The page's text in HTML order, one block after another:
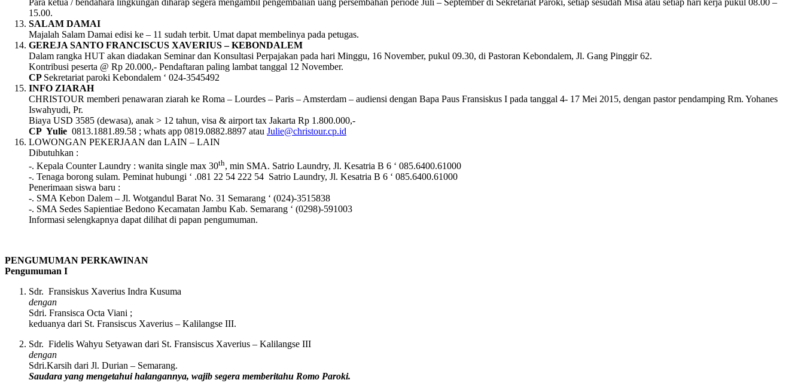
15.00.
SALAM DAMAI
Majalah Salam Damai edisi ke – 11 sudah terbit. Umat dapat membelinya pada petugas.
GEREJA SANTO FRANCISCUS XAVERIUS – KEBONDALEM
Dalam rangka HUT akan diadakan Seminar dan Konsultasi Perpajakan pada hari Minggu, 16 November, pukul 09.30, di Pastoran Kebondalem, Jl. Gang Pinggir 62.
Kontribusi peserta @ Rp 20.000,- Pendaftaran paling lambat tanggal 12 November.
CP Sekretariat paroki Kebondalem ‘ 024-3545492
INFO ZIARAH
CHRISTOUR memberi penawaran ziarah ke Roma – Lourdes – Paris – Amsterdam – audiensi dengan Bapa Paus Fransiskus I pada tanggal 4- 17 Mei 2015, dengan pastor pendamping Rm. Yohanes
Iswahyudi, Pr.
Biaya USD 3585 (dewasa), anak > 12 tahun, visa & airport tax Jakarta Rp 1.800.000,-
CP Yulie 0813.1881.89.58 ; whats app 0819.0882.8897 atau Julie@christour.cp.id
LOWONGAN PEKERJAAN dan LAIN – LAIN
Dibutuhkan :
-. Kepala Counter Laundry : wanita single max 30th, min SMA. Satrio Laundry, Jl. Kesatria B 6 ‘ 085.6400.61000
-. Tenaga borong sulam. Peminat hubungi ‘ .081 22 54 222 54 Satrio Laundry, Jl. Kesatria B 6 ‘ 085.6400.61000
Penerimaan siswa baru :
-. SMA Kebon Dalem – Jl. Wotgandul Barat No. 31 Semarang ‘ (024)-3515838
-. SMA Sedes Sapientiae Bedono Kecamatan Jambu Kab. Semarang ‘ (0298)-591003
Informasi selengkapnya dapat dilihat di papan pengumuman.
PENGUMUMAN PERKAWINAN
Pengumuman I
Sdr. Fransiskus Xaverius Indra Kusuma
dengan
Sdri. Fransisca Octa Viani ;
keduanya dari St. Fransiscus Xaverius – Kalilangse III.
Sdr. Fidelis Wahyu Setyawan dari St. Fransiscus Xaverius – Kalilangse III
dengan
Sdri.Karsih dari Jl. Durian – Semarang.
Saudara yang mengetahui halangannya, wajib segera memberitahu Romo Paroki.